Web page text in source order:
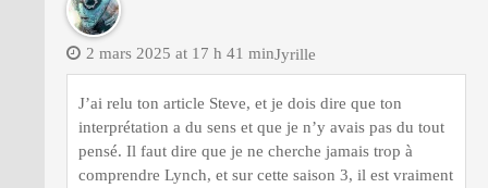
Jyrille
2 mars 2025 at 17 h 41 min
J’ai relu ton article Steve, et je dois dire que ton
interprétation a du sens et que je n’y avais pas du tout
pensé. Il faut dire que je ne cherche jamais trop à
comprendre Lynch, et sur cette saison 3, il est vraiment